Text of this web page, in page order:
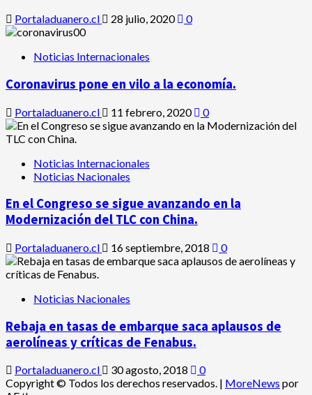
Portaladuanero.cl 28 julio, 2020 0
Noticias Internacionales
Coronavirus pone en vilo a la economía.
Portaladuanero.cl 11 febrero, 2020 0
Noticias Internacionales
Noticias Nacionales
En el Congreso se sigue avanzando en la
Modernización del TLC con China.
Portaladuanero.cl 16 septiembre, 2018 0
Noticias Nacionales
Rebaja en tasas de embarque saca aplausos de
aerolíneas y críticas de Fenabus.
Portaladuanero.cl 30 agosto, 2018
0
Copyright © Todos los derechos reservados. | MoreNews por